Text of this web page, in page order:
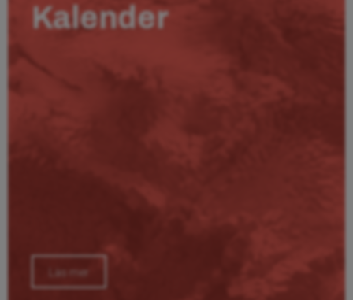
Kalender
Läs mer